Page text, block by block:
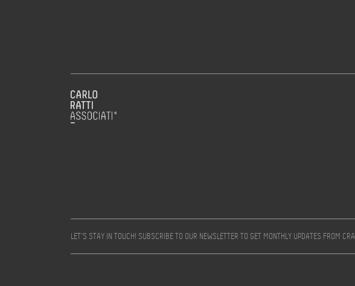
LET’S STAY IN TOUCH! SUBSCRIBE TO OUR NEWSLETTER TO GET MONTHLY UPDATES FROM CRA